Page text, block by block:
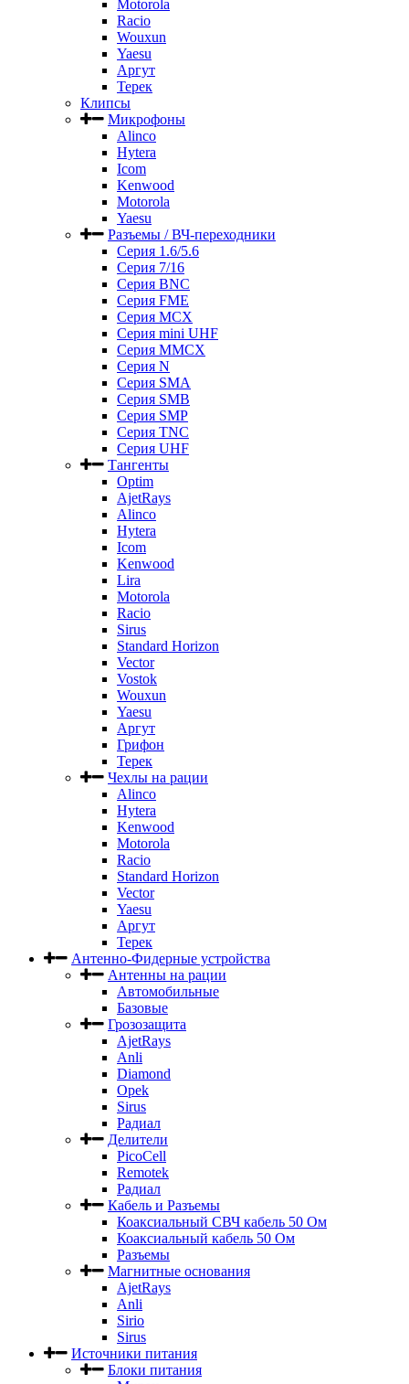
Motorola
Racio
Wouxun
Yaesu
Аргут
Терек
Клипсы
Микрофоны
Alinco
Hytera
Icom
Kenwood
Motorola
Yaesu
Разъемы / ВЧ-переходники
Серия 1.6/5.6
Серия 7/16
Серия BNC
Серия FME
Серия MCX
Серия mini UHF
Серия MMCX
Серия N
Серия SMA
Серия SMB
Серия SMP
Серия TNC
Серия UHF
Тангенты
Optim
AjetRays
Alinco
Hytera
Icom
Kenwood
Lira
Motorola
Racio
Sirus
Standard Horizon
Vector
Vostok
Wouxun
Yaesu
Аргут
Грифон
Терек
Чехлы на рации
Alinco
Hytera
Kenwood
Motorola
Racio
Standard Horizon
Vector
Yaesu
Аргут
Терек
Антенно-Фидерные устройства
Антенны на рации
Автомобильные
Базовые
Грозозащита
AjetRays
Anli
Diamond
Opek
Sirus
Радиал
Делители
PicoCell
Remotek
Радиал
Кабель и Разъемы
Коаксиальный СВЧ кабель 50 Ом
Коаксиальный кабель 50 Ом
Разъемы
Магнитные основания
AjetRays
Anli
Sirio
Sirus
Источники питания
Блоки питания